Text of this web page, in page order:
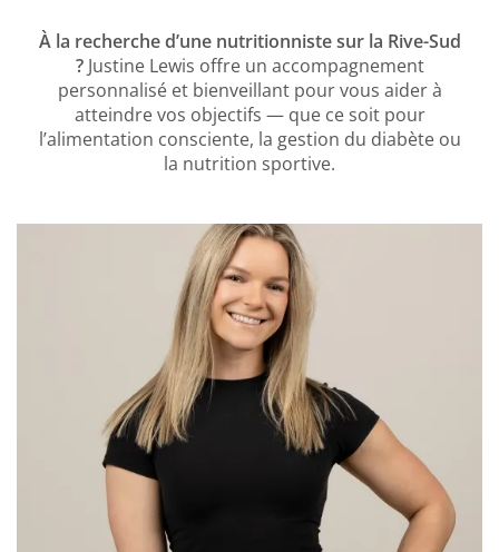
À la recherche d’une nutritionniste sur la Rive-Sud
? Justine Lewis offre un accompagnement
personnalisé et bienveillant pour vous aider à
atteindre vos objectifs — que ce soit pour
l’alimentation consciente, la gestion du diabète ou
la nutrition sportive.